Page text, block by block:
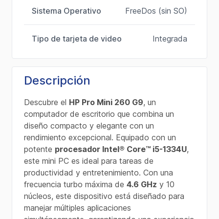
Sistema Operativo FreeDos (sin SO)
Tipo de tarjeta de video Integrada
Descripción
Descubre el HP Pro Mini 260 G9, un
computador de escritorio que combina un
diseño compacto y elegante con un
rendimiento excepcional. Equipado con un
potente procesador Intel® Core™ i5-1334U,
este mini PC es ideal para tareas de
productividad y entretenimiento. Con una
frecuencia turbo máxima de 4.6 GHz y 10
núcleos, este dispositivo está diseñado para
manejar múltiples aplicaciones